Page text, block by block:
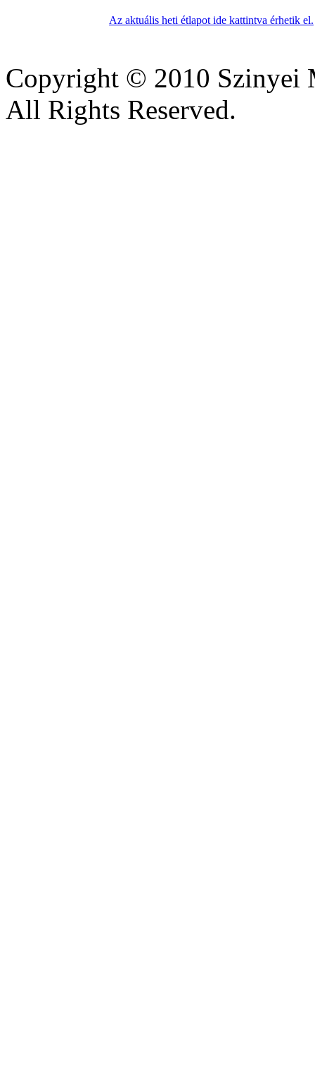
Az aktuális heti étlapot ide kattintva érhetik el.
Copyright © 2010 Szinyei
All Rights Reserved.